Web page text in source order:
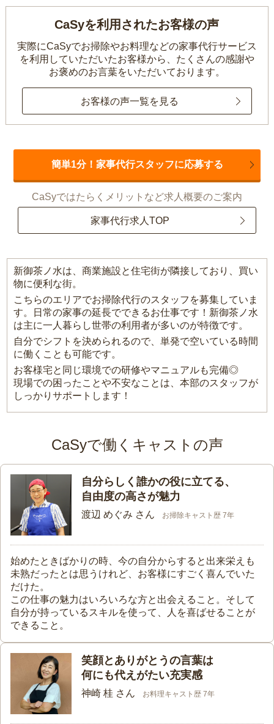
CaSyを利用されたお客様の声
実際にCaSyでお掃除やお料理などの家事代行サービス
を利用していただいたお客様から、 たくさんの感謝や
お褒めのお言葉をいただいております。
お客様の声一覧を見る
簡単1分！家事代行スタッフに応募する
CaSyではたらくメリットなど求人概要のご案内
家事代行求人TOP
新御茶ノ水は、商業施設と住宅街が隣接しており、買い
物に便利な街。
こちらのエリアでお掃除代行のスタッフを募集していま
す。日常の家事の延長でできるお仕事です！新御茶ノ水
は主に一人暮らし世帯の利用者が多いのが特徴です。
自分でシフトを決められるので、単発で空いている時間
に働くことも可能です。
お客様宅と同じ環境での研修やマニュアルも完備◎
現場での困ったことや不安なことは、本部のスタッフが
しっかりサポートします！
CaSyで働くキャストの声
自分らしく誰かの役に立てる、
自由度の高さが魅力
渡辺 めぐみ さん お掃除キャスト歴 7年
始めたときばかりの時、今の自分からすると出来栄えも
未熟だったとは思うけれど、お客様にすごく喜んでいた
だけた。
この仕事の魅力はいろいろな方と出会えること。そして
自分が持っているスキルを使って、人を喜ばせることが
できること。
笑顔とありがとうの言葉は
何にも代えがたい充実感
神崎 桂 さん お料理キャスト歴 7年